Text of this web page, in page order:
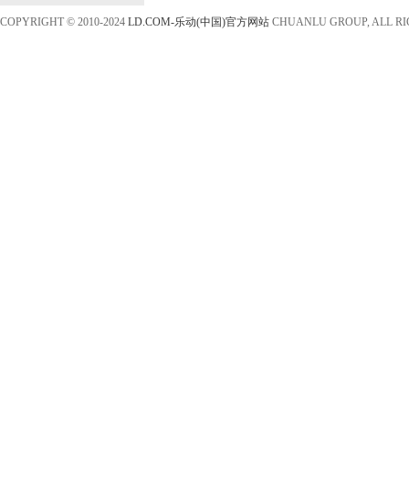
COPYRIGHT © 2010-2024 LD.COM-乐动(中国)官方网站 CHUANLU GROUP, ALL